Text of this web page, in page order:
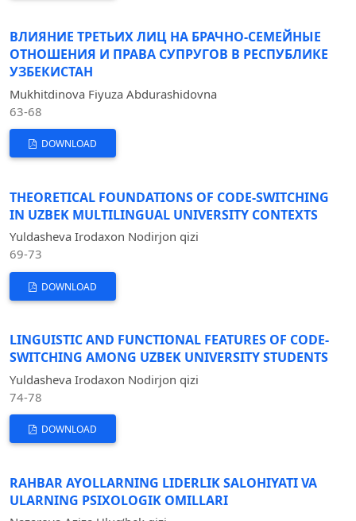
ВЛИЯНИЕ ТРЕТЬИХ ЛИЦ НА БРАЧНО-СЕМЕЙНЫЕ
ОТНОШЕНИЯ И ПРАВА СУПРУГОВ В РЕСПУБЛИКЕ
УЗБЕКИСТАН
Mukhitdinova Fiyuza Abdurashidovna
63-68
DOWNLOAD
THEORETICAL FOUNDATIONS OF CODE-SWITCHING
IN UZBEK MULTILINGUAL UNIVERSITY CONTEXTS
Yuldasheva Irodaxon Nodirjon qizi
69-73
DOWNLOAD
LINGUISTIC AND FUNCTIONAL FEATURES OF CODE-
SWITCHING AMONG UZBEK UNIVERSITY STUDENTS
Yuldasheva Irodaxon Nodirjon qizi
74-78
DOWNLOAD
RAHBAR AYOLLARNING LIDERLIK SALOHIYATI VA
ULARNING PSIXOLOGIK OMILLARI